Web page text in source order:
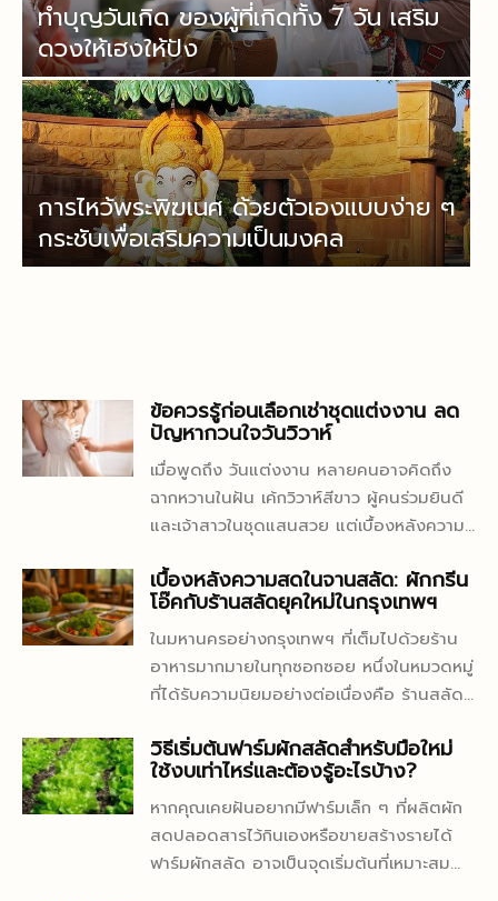
ทำบุญวันเกิด ของผู้ที่เกิดทั้ง 7 วัน เสริม
ดวงให้เฮงให้ปัง
การไหว้พระพิฆเนศ ด้วยตัวเองแบบง่าย ๆ
กระชับเพื่อเสริมความเป็นมงคล
ข้อควรรู้ก่อนเลือกเช่าชุดแต่งงาน ลด
ปัญหากวนใจวันวิวาห์
เมื่อพูดถึง วันแต่งงาน หลายคนอาจคิดถึง
ฉากหวานในฝัน เค้กวิวาห์สีขาว ผู้คนร่วมยินดี
และเจ้าสาวในชุดแสนสวย แต่เบื้องหลังความ
ล่วงหน้าที่ละเอียดและรอบคอบ หนึ่งในปัจจัย
สำคัญที่สุดที่มักสร้างทั้งความสุขและความ
กังวลให้กับเจ้าสาวคือ ชุดแต่งงาน ซึ่งไม่ใช่
เพียงแค่ความสวยงามเท่านั้น แต่ยังรวมถึง
ความเหมาะสม ความคุ้มค่า และความสบายใน
ต้องการประหยัดงบหรือไม่อยากลงทุนกับชุดที่
ใส่เพียงครั้งเดียว การ เช่าชุดแต่งงาน กลาย
เป็นทางเลือกยอดนิยม แต่การเช่าชุดให้ได้ดี
ไม่ใช่แค่เดินเข้าไปร้านแล้วเลือกชุดที่สวยที่สุด
เพราะเบื้องหลังยังมีรายละเอียดปลีกย่อย
เบื้องหลังความสดในจานสลัด: ผักกรีน
โอ๊คกับร้านสลัดยุคใหม่ในกรุงเทพฯ
ในมหานครอย่างกรุงเทพฯ ที่เต็มไปด้วยร้าน
อาหารมากมายในทุกซอกซอย หนึ่งในหมวดหมู่
ที่ได้รับความนิยมอย่างต่อเนื่องคือ ร้านสลัด
สดของผัก แต่ยังรวมถึงความคิดสร้างสรรค์
ในการออกแบบเมนูที่ทั้งอร่อย สวย และตอบ
โจทย์คนรักสุขภาพอย่างแท้จริง และถ้ามีผัก
ชนิดใดที่แทบจะเป็นหัวใจของร้านสลัดเกือบทุก
ร้านในเมืองหลวง ผักนั้นก็คือ กรีนโอ๊ค — ผัก
วิธีเริ่มต้นฟาร์มผักสลัดสำหรับมือใหม่
ใช้งบเท่าไหร่และต้องรู้อะไรบ้าง?
หากคุณเคยฝันอยากมีฟาร์มเล็ก ๆ ที่ผลิตผัก
สดปลอดสารไว้กินเองหรือขายสร้างรายได้
ฟาร์มผักสลัด อาจเป็นจุดเริ่มต้นที่เหมาะสม